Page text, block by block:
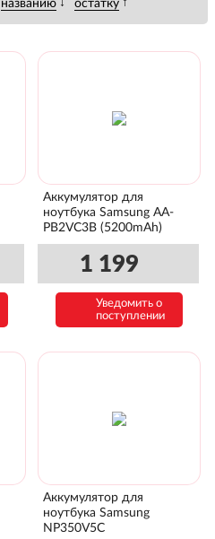
названию остатку
Аккумулятор для
ноутбука Samsung AA-
PB2VC3B (5200mAh)
1 199
Уведомить о
поступлении
Аккумулятор для
ноутбука Samsung
NP350V5C